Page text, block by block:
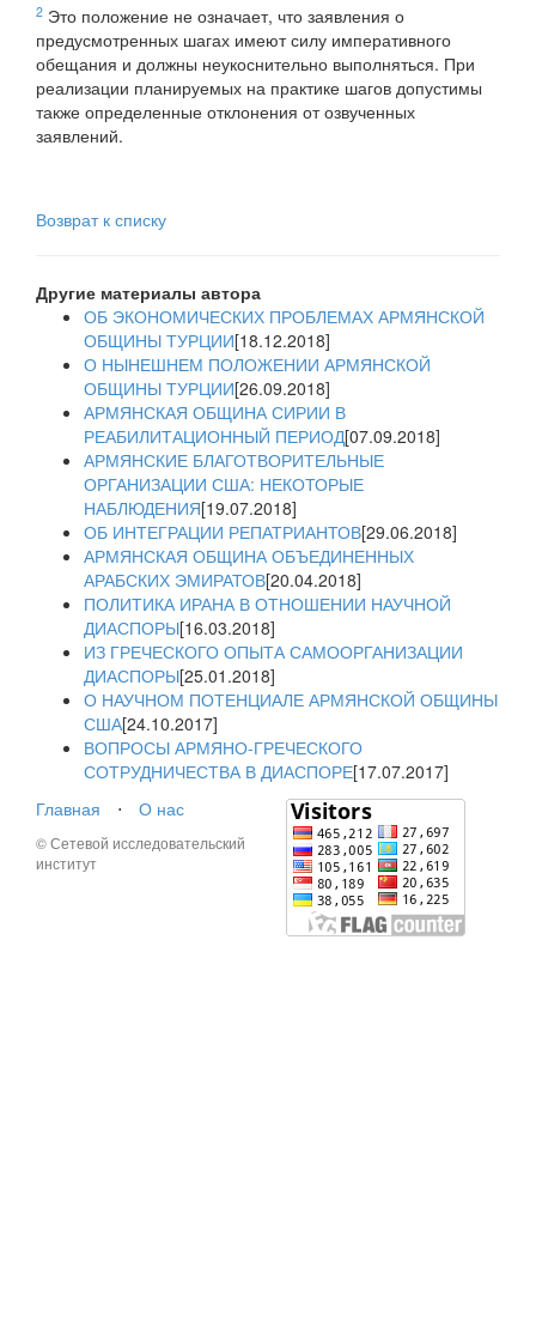
2 Это положение не означает, что заявления о
предусмотренных шагах имеют силу императивного
обещания и должны неукоснительно выполняться. При
реализации планируемых на практике шагов допустимы
также определенные отклонения от озвученных
заявлений.
Возврат к списку
Другие материалы автора
ОБ ЭКОНОМИЧЕСКИХ ПРОБЛЕМАХ АРМЯНСКОЙ
ОБЩИНЫ ТУРЦИИ[18.12.2018]
О НЫНЕШНЕМ ПОЛОЖЕНИИ АРМЯНСКОЙ
ОБЩИНЫ ТУРЦИИ[26.09.2018]
АРМЯНСКАЯ ОБЩИНА СИРИИ В
РЕАБИЛИТАЦИОННЫЙ ПЕРИОД[07.09.2018]
АРМЯНСКИЕ БЛАГОТВОРИТЕЛЬНЫЕ
ОРГАНИЗАЦИИ США: НЕКОТОРЫЕ
НАБЛЮДЕНИЯ[19.07.2018]
ОБ ИНТЕГРАЦИИ РЕПАТРИАНТОВ[29.06.2018]
АРМЯНСКАЯ ОБЩИНА ОБЪЕДИНЕННЫХ
АРАБСКИХ ЭМИРАТОВ[20.04.2018]
ПОЛИТИКА ИРАНА В ОТНОШЕНИИ НАУЧНОЙ
ДИАСПОРЫ[16.03.2018]
ИЗ ГРЕЧЕСКОГО ОПЫТА САМООРГАНИЗАЦИИ
ДИАСПОРЫ[25.01.2018]
О НАУЧНОМ ПОТЕНЦИАЛЕ АРМЯНСКОЙ ОБЩИНЫ
США[24.10.2017]
ВОПРОСЫ АРМЯНО-ГРЕЧЕСКОГО
СОТРУДНИЧЕСТВА В ДИАСПОРЕ[17.07.2017]
Главная
⋅ О нас
© Сетевой исследовательский
институт